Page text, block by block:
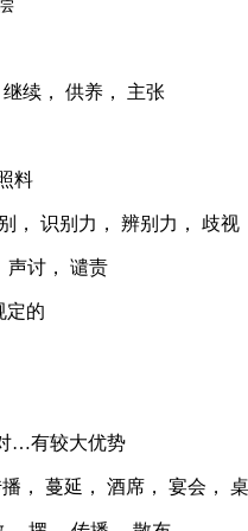
续， 供养， 主张
料
， 识别力， 辨别力， 歧视
讨， 谴责
定的
…有较大优势
， 蔓延， 酒席， 宴会，